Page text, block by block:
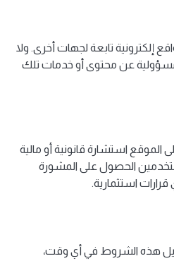
إلكترونية تابعة لجهات أخرى. ولا
عن محتوى أو خدمات تلك
استشارة قانونية أو مالية
الحصول على المشورة
قرارات استثمارية.
هذه الشروط في أي وقت،